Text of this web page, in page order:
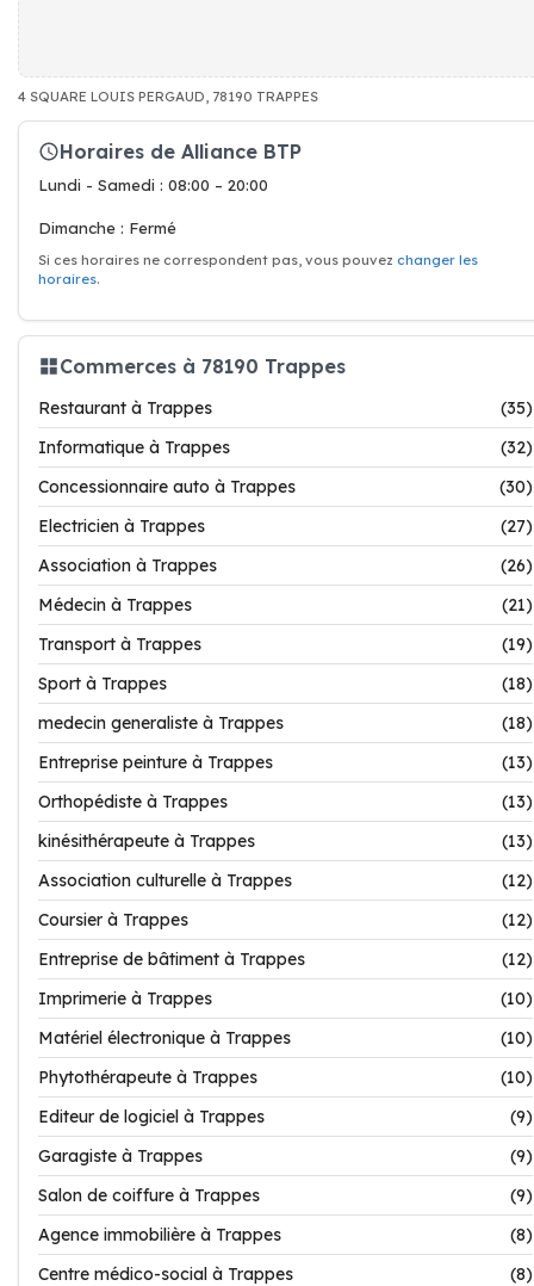
4 SQUARE LOUIS PERGAUD, 78190 TRAPPES
Horaires de Alliance BTP
Lundi - Samedi : 08:00 – 20:00
Dimanche : Fermé
Si ces horaires ne correspondent pas, vous pouvez changer les
horaires.
Commerces à 78190 Trappes
Restaurant à Trappes
(35)
Informatique à Trappes
(32)
Concessionnaire auto à Trappes
(30)
Electricien à Trappes
(27)
Association à Trappes
(26)
Médecin à Trappes
(21)
Transport à Trappes
(19)
Sport à Trappes
(18)
medecin generaliste à Trappes
(18)
Entreprise peinture à Trappes
(13)
Orthopédiste à Trappes
(13)
kinésithérapeute à Trappes
(13)
Association culturelle à Trappes
(12)
Coursier à Trappes
(12)
Entreprise de bâtiment à Trappes
(12)
Imprimerie à Trappes
(10)
Matériel électronique à Trappes
(10)
Phytothérapeute à Trappes
(10)
Editeur de logiciel à Trappes
(9)
Garagiste à Trappes
(9)
Salon de coiffure à Trappes
(9)
Agence immobilière à Trappes
(8)
Centre médico-social à Trappes
(8)